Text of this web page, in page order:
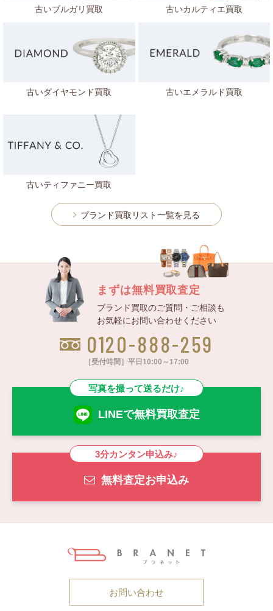
古いブルガリ買取 古いカルティエ買取
古いダイヤモンド買取 古いエメラルド買取
古いティファニー買取
ブランド買取リスト一覧を見る
まずは無料買取査定
ブランド買取のご質問・ご相談も
お気軽にお問い合わせください
0120-888-259
［受付時間］平日10:00～17:00
LINEで無料買取査定
写真を撮って送るだけ♪
無料査定お申込み
3分カンタン申込み♪
お問い合わせ